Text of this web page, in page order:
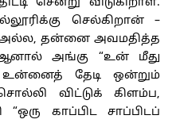
சென்று விடுகிறாள்.
செல்கிறான் –
தன்னை அவமதித்த
அங்கு “உன் மீது
உன்னைத் தேடி ஒன்றும்
விட்டுக் கிளம்ப,
காப்பிட சாப்பிடப்